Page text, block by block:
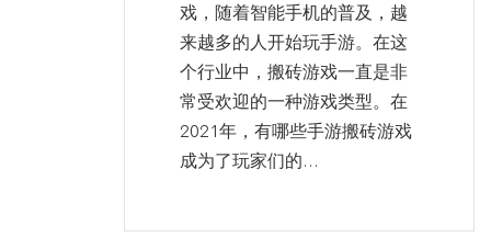
戏，随着智能手机的普及，越
来越多的人开始玩手游。在这
个行业中，搬砖游戏一直是非
常受欢迎的一种游戏类型。在
2021年，有哪些手游搬砖游戏
成为了玩家们的...